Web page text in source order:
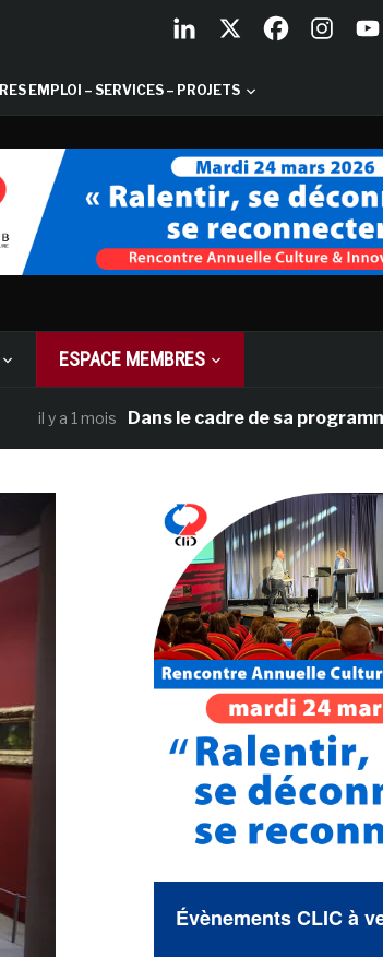
EMPLOI – SERVICES – PROJETS
ESPACE MEMBRES
1 mois Dans le cadre de sa programmation
Évènements CLIC à